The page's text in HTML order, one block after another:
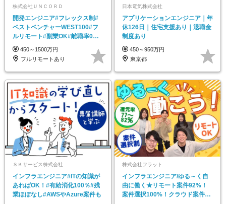
株式会社ＵＮＣＯＲＤ
開発エンジニア#フレックス制#
ベストベンチャーWEST100#フ
ルリモート#副業OK#離職率0%#
前職給与保証
450～1500万円
フルリモートあり
日本電気株式会社
アプリケーションエンジニア｜年
休126日｜住宅支援あり｜退職金
制度あり
450～950万円
東京都
ＳＫサービス株式会社
インフラエンジニア#ITの知識が
あればOK！#有給消化100％#残
業ほぼなし#AWSやAzure案件も
株式会社フラット
インフラエンジニア/ゆる～く自
由に働く★リモート案件92%！
案件選択100%！クラウド案件多